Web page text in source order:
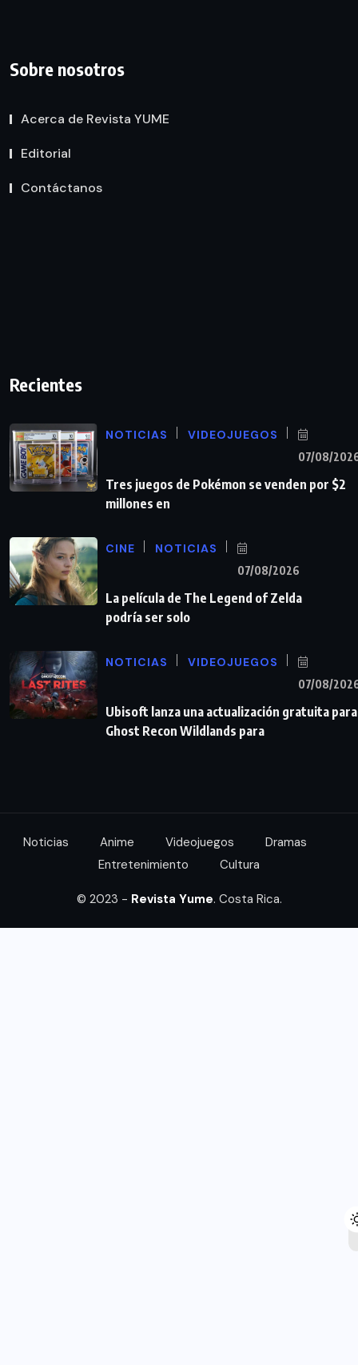
Sobre nosotros
Acerca de Revista YUME
Editorial
Contáctanos
Recientes
NOTICIAS VIDEOJUEGOS
07/08/
Tres juegos de Pokémon se venden por $2
millones en
CINE NOTICIAS
07/08/2026
La película de The Legend of Zelda
podría ser solo
NOTICIAS VIDEOJUEGOS
07/08/
Ubisoft lanza una actualización gratuita para
Ghost Recon Wildlands para
Noticias Anime Videojuegos
Dramas
Entretenimiento
Cultura
© 2023 - Revista Yume. Costa Rica.